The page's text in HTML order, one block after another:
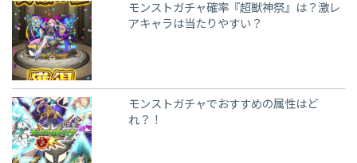
モンストガチャ確率『超獣神祭』は？激レ
アキャラは当たりやすい？
モンストガチャでおすすめの属性はど
れ？！